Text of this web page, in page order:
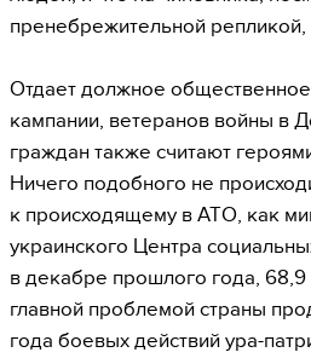
пренебрежительной репликой,
Отдает должное
кампании, ветеранов войны в
граждан также считают
Ничего подобного не
к происходящему в АТО, как
украинского Центра
в декабре прошлого года,
главной проблемой страны
года боевых действий ура-